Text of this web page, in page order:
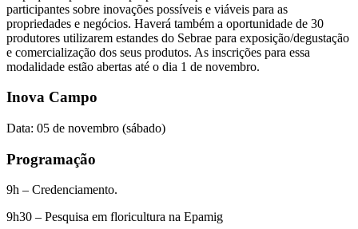
participantes sobre inovações possíveis e viáveis para as
propriedades e negócios. Haverá também a oportunidade de 30
produtores utilizarem estandes do Sebrae para exposição/degustação
e comercialização dos seus produtos. As inscrições para essa
modalidade estão abertas até o dia 1 de novembro.
Inova Campo
Data: 05 de novembro (sábado)
Programação
9h – Credenciamento.
9h30 – Pesquisa em floricultura na Epamig